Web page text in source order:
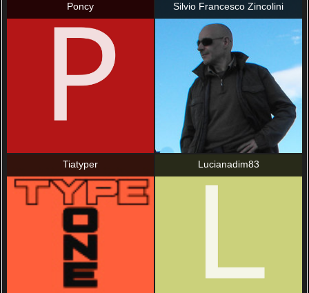
Poncy Silvio Francesco Zincolini
Tiatyper Lucianadim83